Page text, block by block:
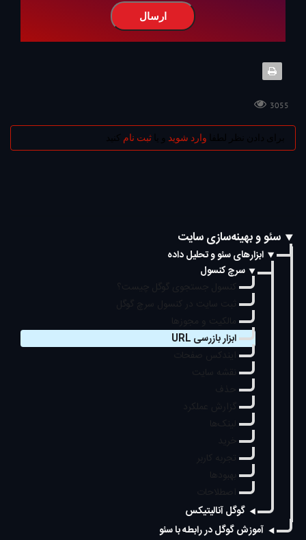
ارسال
3055
وارد شوید ثبت نام
سئو و بهینه‌سازی سایت
ابزارهای سئو و تحلیل داده
سرچ کنسول
ابزار بازرسی URL
گوگل آنالیتیکس
آموزش گوگل در رابطه با سئو